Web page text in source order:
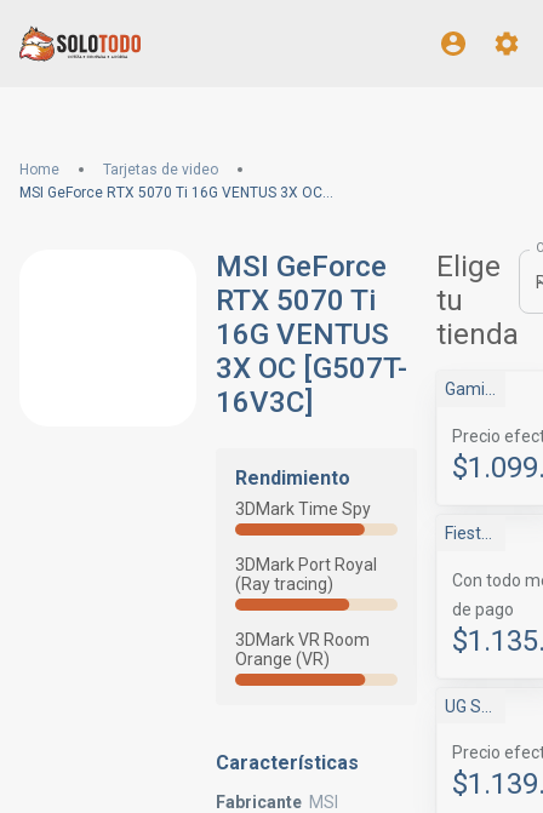
Home
Tarjetas de video
MSI GeForce RTX 5070 Ti 16G VENTUS 3X OC [G507T-16V3C]
MSI GeForce
RTX 5070 Ti
16G VENTUS
3X OC [G507T-
16V3C]
Rendimiento
3DMark Time Spy
3DMark Port Royal
(Ray tracing)
3DMark VR Room
Orange (VR)
Características
Fabricante MSI
Elige
tu
tienda
Gaming House
Precio
Con todo
de pago
Precio